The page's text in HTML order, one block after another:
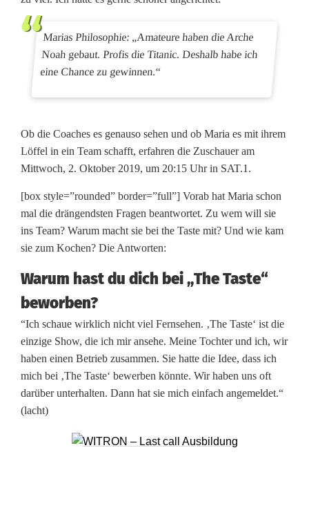
c
ü
r
t
a
-
K
ö
c
h
e
Marias Philosophie: „Amateure haben die Arche
Noah gebaut. Profis die Titanic. Deshalb habe ich
eine Chance zu gewinnen.“
Ob die Coaches es genauso sehen und ob Maria es mit ihrem
Löffel in ein Team schafft, erfahren die Zuschauer am
Mittwoch, 2. Oktober 2019, um 20:15 Uhr in SAT.1.
[box style=”rounded” border=”full”] Vorab hat Maria schon
mal die drängendsten Fragen beantwortet. Zu wem will sie
ins Team? Warum macht sie bei the Taste mit? Und wie kam
sie zum Kochen? Die Antworten:
Warum hast du dich bei „The Taste“
beworben?
“Ich schaue wirklich nicht viel Fernsehen. ‚The Taste‘ ist die
einzige Show, die ich mir ansehe. Meine Tochter und ich, wir
haben einen Betrieb zusammen. Sie hatte die Idee, dass ich
mich bei ‚The Taste‘ bewerben könnte. Wir haben uns oft
darüber unterhalten. Dann hat sie mich einfach angemeldet.“
(lacht)